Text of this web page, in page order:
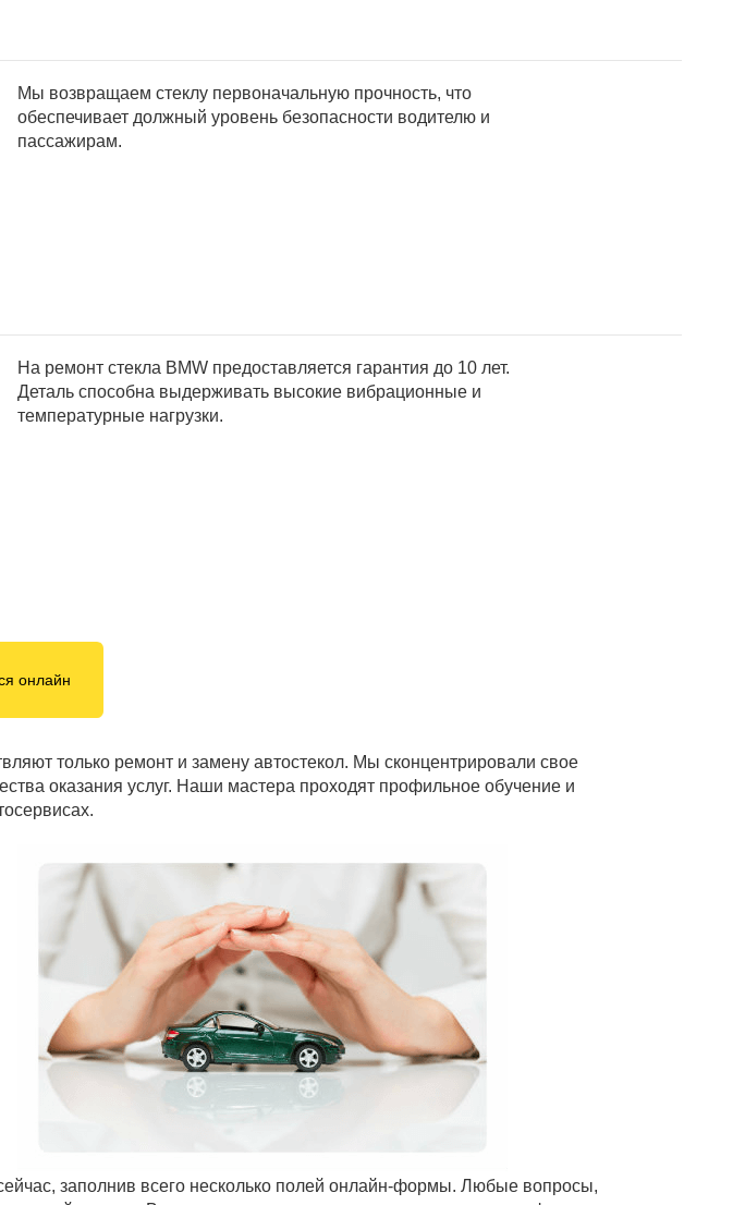
Мы возвращаем стеклу первоначальную прочность, что
обеспечивает должный уровень безопасности водителю и
пассажирам.
На ремонт стекла BMW предоставляется гарантия до 10 лет.
Деталь способна выдерживать высокие вибрационные и
температурные нагрузки.
онлайн
только ремонт и замену автостекол. Мы сконцентрировали свое
оказания услуг. Наши мастера проходят профильное обучение и
заполнив всего несколько полей онлайн-формы. Любые вопросы,